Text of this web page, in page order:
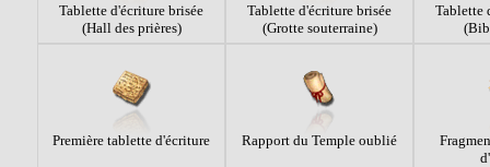
Tablette d'écriture brisée
(Hall des prières)
Tablette d'écriture brisée
(Grotte souterraine)
Tablette
Première tablette d'écriture Rapport du Temple oublié